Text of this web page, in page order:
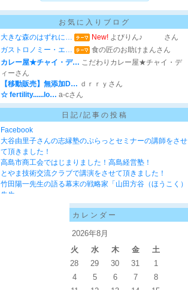
お気に入りブログ
大きな森のはずれに…
New! よびりん♪ さん
ガストロノミー・エ…
食の匠のお助けまんさん
カレー屋★チャイ・デ… こだわりカレー屋★チャイ・デ
ィーさん
【移動販売】無添加D… ｄｒｒｙさん
☆ fertility......lo… a-cさん
日記/記事の投稿
Facebook
大谷由里子さんの志縁塾のぷらっとセミナーの講師をさせ
て頂きました！
高島市商工会ではじまりました！高島経営塾！
とやま技術交流クラブで講演をさせて頂きました！
竹田陽一先生の語る幕末の戦略家「山田方谷（ほうこく）
先生」
カレンダー
2026年8月
火 水 木 金
土
28 29 30 31
1
4 5 6 7
8